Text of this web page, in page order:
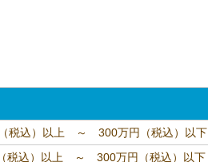
税込）以上 ～ 300万円（税込）以下
税込）以上 ～ 300万円（税込）以下